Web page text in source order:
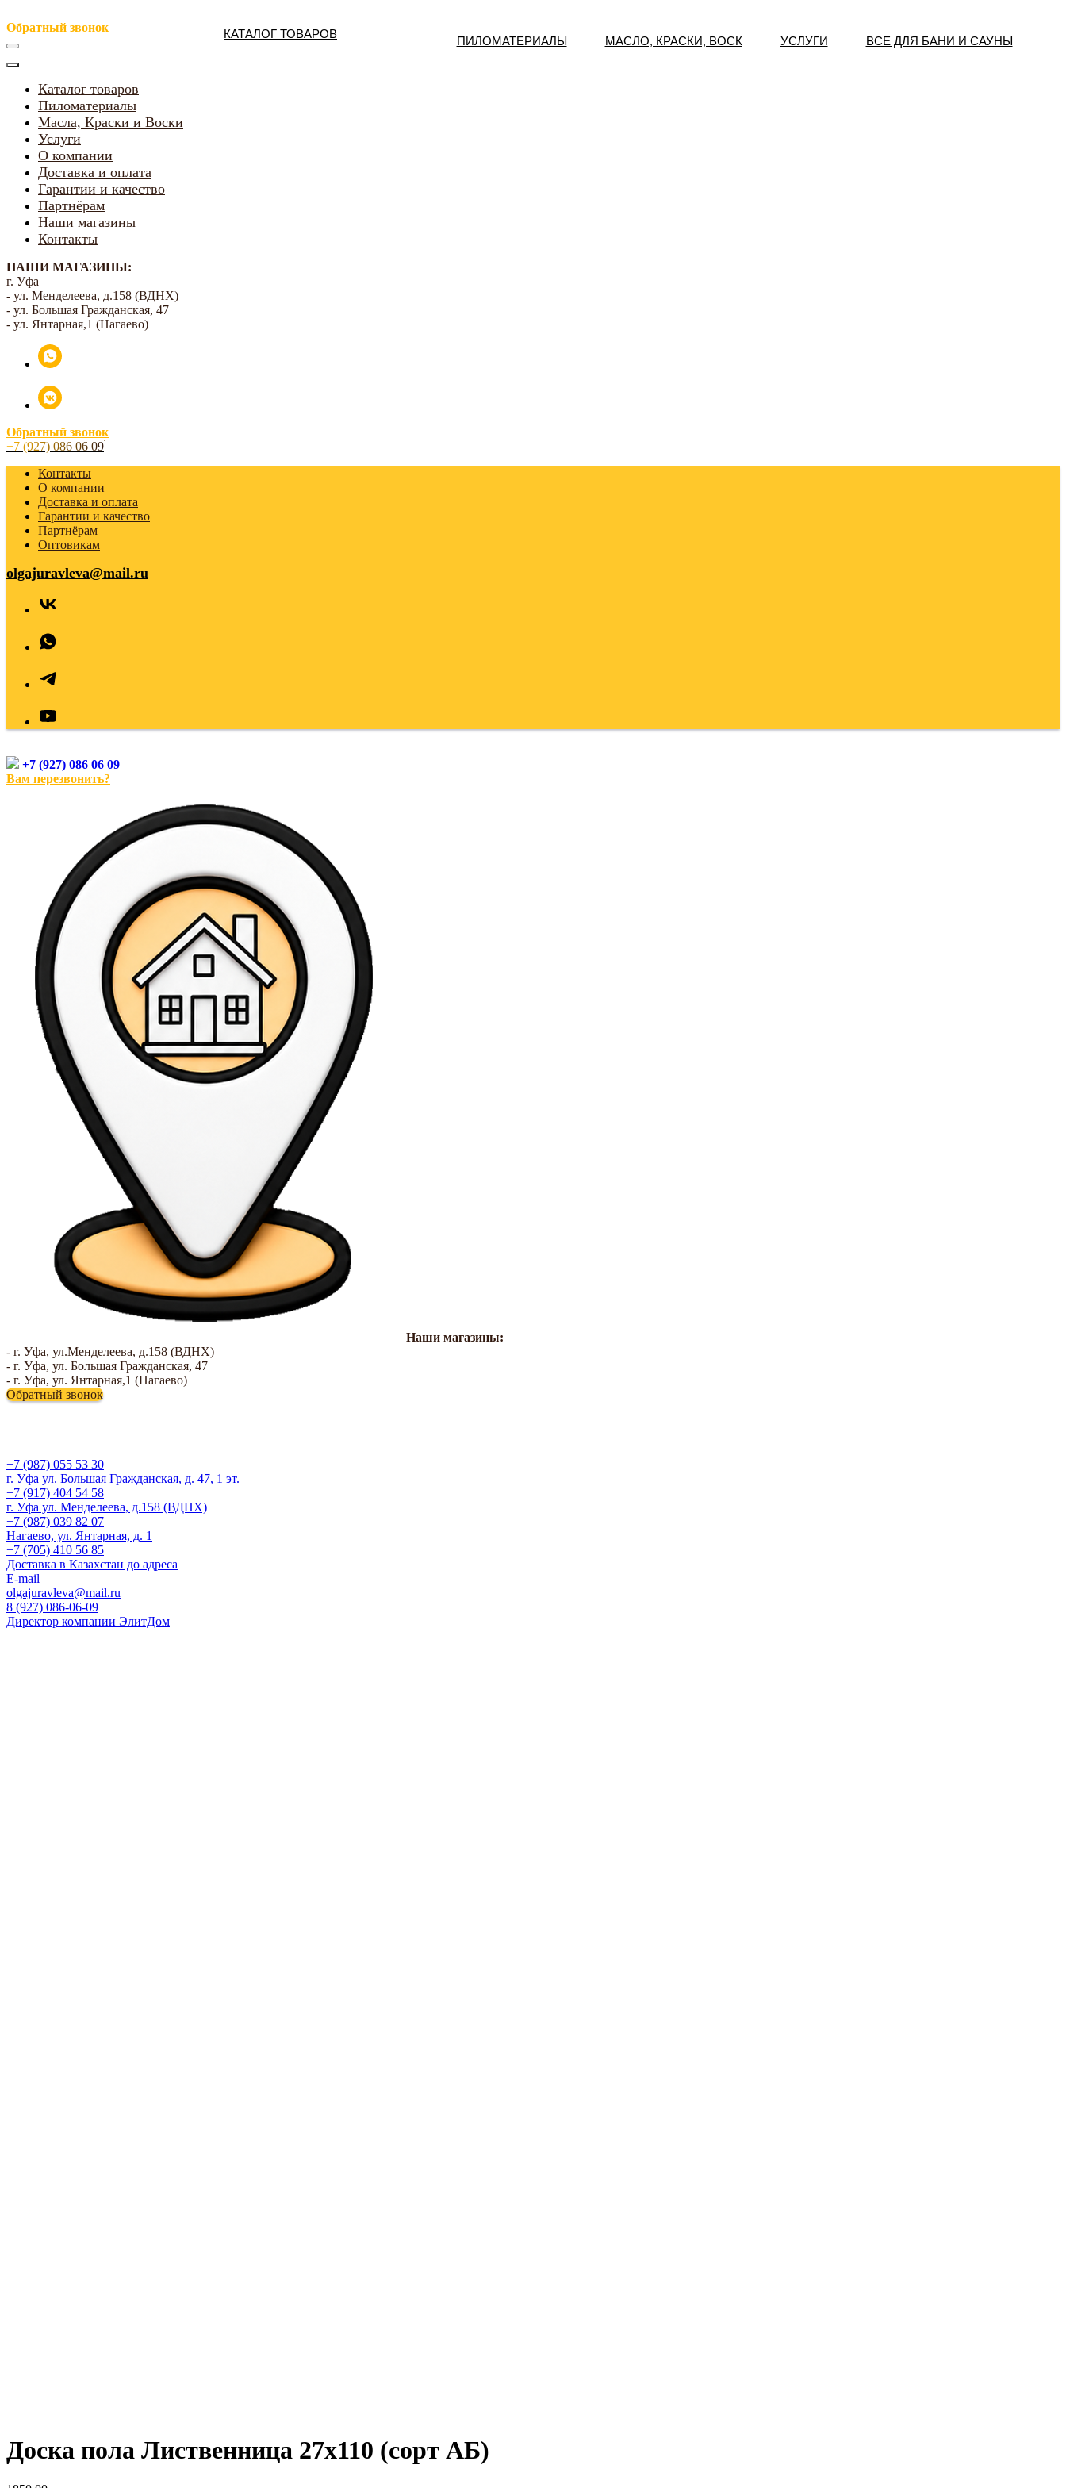
Обратный звонок
Каталог товаров
Пиломатериалы
Масла, Краски и Воски
Услуги
О компании
Доставка и оплата
Гарантии и качество
Партнёрам
Наши магазины
Контакты
НАШИ МАГАЗИНЫ:
г. Уфа
- ул. Менделеева, д.158 (ВДНХ)
- ул. Большая Гражданская, 47
- ул. Янтарная,1 (Нагаево)
Обратный звонок
+7 (927) 086 06 09
Контакты
О компании
Доставка и оплата
Гарантии и качество
Партнёрам
Оптовикам
olgajuravleva@mail.ru
+7 (927) 086 06 09
Вам перезвонить?
Наши магазины:
- г. Уфа, ул.Менделеева, д.158 (ВДНХ)
- г. Уфа, ул. Большая Гражданская, 47
- г. Уфа, ул. Янтарная,1 (Нагаево)
Обратный звонок
КАТАЛОГ ТОВАРОВ
ПИЛОМАТЕРИАЛЫ МАСЛО, КРАСКИ, ВОСК УСЛУГИ ВСЕ ДЛЯ БАНИ И САУНЫ
+7 (987) 055 53 30
г. Уфа ул. Большая Гражданская, д. 47, 1 эт.
+7 (917) 404 54 58
г. Уфа ул. Менделеева, д.158 (ВДНХ)
+7 (987) 039 82 07
Нагаево, ул. Янтарная, д. 1
+7 (705) 410 56 85
Доставка в Казахстан до адреса
E-mail
olgajuravleva@mail.ru
8 (927) 086-06-09
Директор компании ЭлитДом
Доска пола Лиственница 27х110 (сорт АБ)